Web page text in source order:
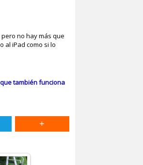
no hay más que
al iPad como si lo
también funciona